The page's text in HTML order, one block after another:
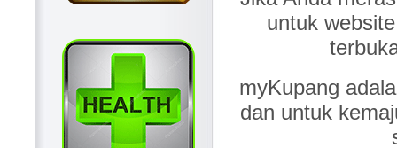
untuk
myKupang
dan untuk